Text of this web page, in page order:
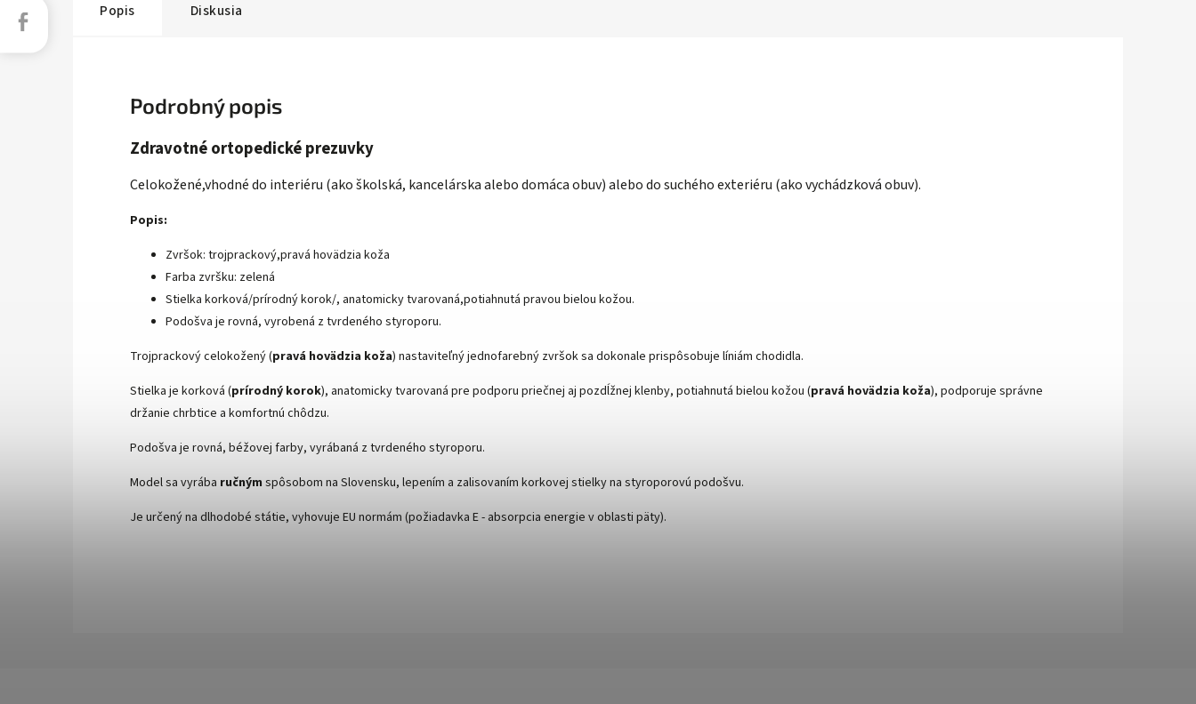
Popis Diskusia
Podrobný popis
Zdravotné ortopedické prezuvky
Celokožené,vhodné do interiéru (ako školská, kancelárska alebo domáca obuv) alebo do suchého exteriéru (ako vychádzková obuv).
Popis:
Zvršok: trojprackový,pravá hovädzia koža
Farba zvršku: zelená
Stielka korková/prírodný korok/, anatomicky tvarovaná,potiahnutá pravou bielou kožou.
Podošva je rovná, vyrobená z tvrdeného styroporu.
Trojprackový celokožený (pravá hovädzia koža) nastaviteľný jednofarebný zvršok sa dokonale prispôsobuje líniám chodidla.
Stielka je korková (prírodný korok), anatomicky tvarovaná pre podporu priečnej aj pozdĺžnej klenby, potiahnutá bielou kožou (pravá hovädzia koža), podporuje správne
držanie chrbtice a komfortnú chôdzu.
Podošva je rovná, béžovej farby, vyrábaná z tvrdeného styroporu.
Model sa vyrába ručnýmspôsobom na Slovensku, lepením a zalisovaním korkovej stielky na styroporovú podošvu.
Je určený na dlhodobé státie, vyhovuje EU normám (požiadavka E - absorpcia energie v oblasti päty).